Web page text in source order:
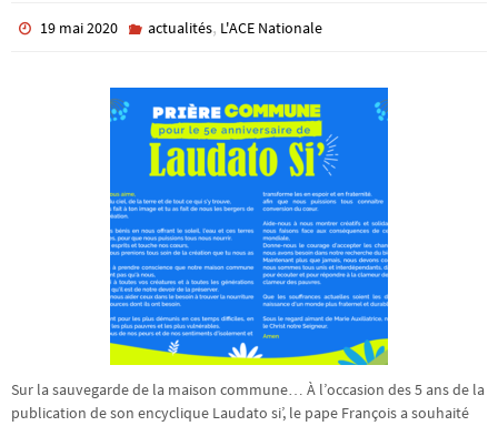
19 mai 2020 actualités, L'ACE Nationale
Sur la sauvegarde de la maison commune… À l’occasion des 5 ans de la
publication de son encyclique Laudato si’, le pape François a souhaité